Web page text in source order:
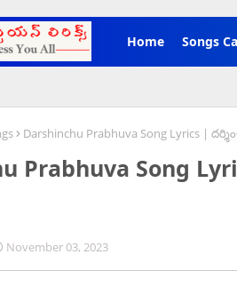
Home
Songs
Darshinchu Prabhuva Song Lyrics |
Prabhuva Song
November 03, 2023